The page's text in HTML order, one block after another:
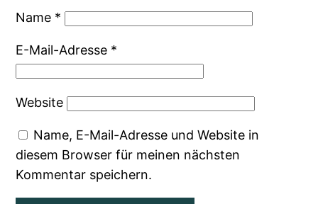
Name *
E-Mail-Adresse *
Website
Name, E-Mail-Adresse und Website in
diesem Browser für meinen nächsten
Kommentar speichern.